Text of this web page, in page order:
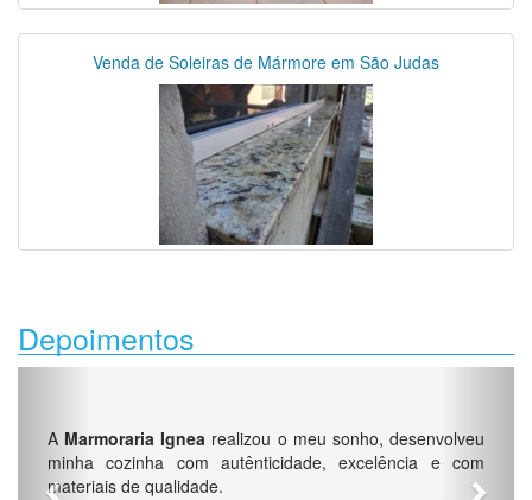
Venda de Soleiras de Mármore em São Judas
Depoimentos
A Marmoraria Ignea realizou o meu sonho, desenvolveu
minha cozinha com autênticidade, excelência e com
materiais de qualidade.